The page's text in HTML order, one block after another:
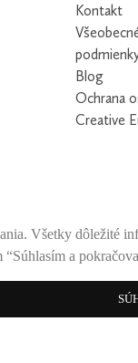
Kontakt
Blog
Ochrana
Creative
Všetky dôležité
a